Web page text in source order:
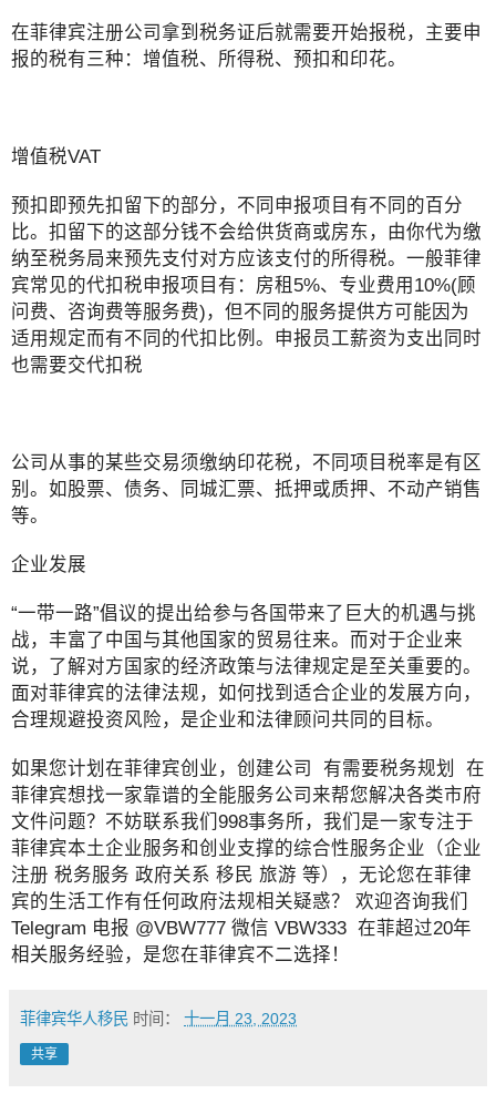
在菲律宾注册公司拿到税务证后就需要开始报税，主要申
报的税有三种：增值税、所得税、预扣和印花。
增值税VAT
预扣即预先扣留下的部分，不同申报项目有不同的百分
比。扣留下的这部分钱不会给供货商或房东，由你代为缴
纳至税务局来预先支付对方应该支付的所得税。一般菲律
宾常见的代扣税申报项目有：房租5%、专业费用10%(顾
问费、咨询费等服务费)，但不同的服务提供方可能因为
适用规定而有不同的代扣比例。申报员工薪资为支出同时
也需要交代扣税
公司从事的某些交易须缴纳印花税，不同项目税率是有区
别。如股票、债务、同城汇票、抵押或质押、不动产销售
等。
企业发展
“一带一路”倡议的提出给参与各国带来了巨大的机遇与挑
战，丰富了中国与其他国家的贸易往来。而对于企业来
说，了解对方国家的经济政策与法律规定是至关重要的。
面对菲律宾的法律法规，如何找到适合企业的发展方向，
合理规避投资风险，是企业和法律顾问共同的目标。
如果您计划在菲律宾创业，创建公司 有需要税务规划 在
菲律宾想找一家靠谱的全能服务公司来帮您解决各类市府
文件问题？不妨联系我们998事务所，我们是一家专注于
菲律宾本土企业服务和创业支撑的综合性服务企业（企业
注册 税务服务 政府关系 移民 旅游 等），无论您在菲律
宾的生活工作有任何政府法规相关疑惑？ 欢迎咨询我们
Telegram 电报 @VBW777 微信 VBW333 在菲超过20年
相关服务经验，是您在菲律宾不二选择！
菲律宾华人移民 时间： 十一月 23, 2023
共享